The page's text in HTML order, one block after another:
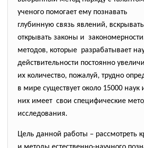
ученого помогает ему познавать
глубинную связь явлений,
открывать законы и
методов, которые разрабатывает
действительности постоянно
их количество, пожалуй, трудно
в мире существует около 15000 наук
них имеет свои специфические
исследования.
Цель данной работы – рассмотреть